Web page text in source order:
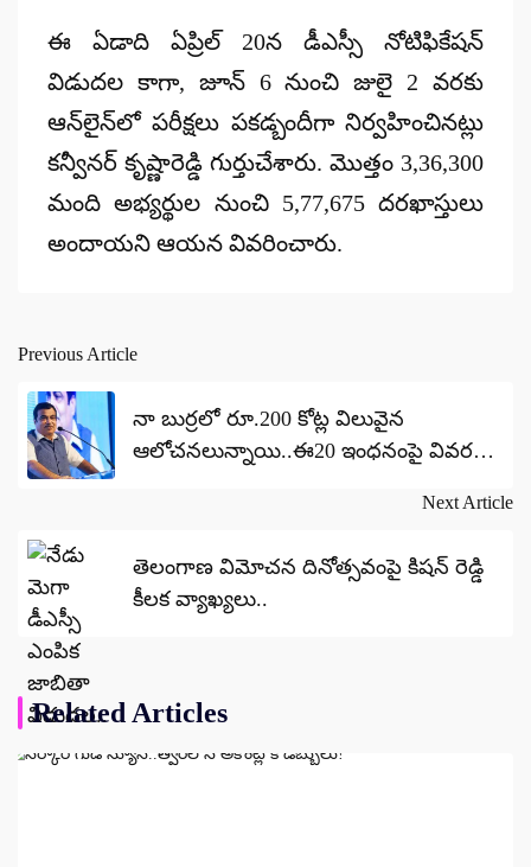
ఈ ఏడాది ఏప్రిల్ 20న డీఎస్సీ నోటిఫికేషన్
విడుదల కాగా, జూన్ 6 నుంచి జులై 2 వరకు
ఆన్‌లైన్‌లో పరీక్షలు పకడ్బందీగా నిర్వహించినట్లు
కన్వీనర్ కృష్ణారెడ్డి గుర్తుచేశారు. మొత్తం 3,36,300
మంది అభ్యర్థుల నుంచి 5,77,675 దరఖాస్తులు
అందాయని ఆయన వివరించారు.
Post
navigation
Previous Article
నా బుర్రలో రూ.200 కోట్ల విలువైన
ఆలోచనలున్నాయి..ఈ20 ఇంధనంపై వివరణ:
Next Article
తెలంగాణ విమోచన దినోత్సవంపై కిషన్ రెడ్డి
కీలక వ్యాఖ్యలు..
Related Articles